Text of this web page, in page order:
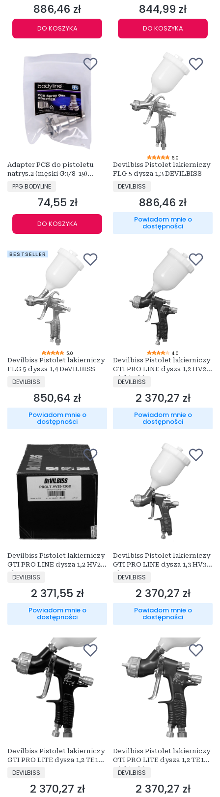
Cena
886,46 zł
DO KOSZYKA
Cena
844,99 zł
DO KOSZYKA
Adapter PCS do pistoletu
natrys.2 (męski G3/8-19)
(Devilbiss)
PRODUCENT
PPG BODYLINE
Cena
74,55 zł
DO KOSZYKA
5.0
Devilbiss Pistolet lakierniczy
FLG 5 dysza 1,3 DEVILBISS
PRODUCENT
DEVILBISS
Cena
886,46 zł
Powiadom mnie o
dostępności
BESTSELLER
5.0
Devilbiss Pistolet lakierniczy
FLG 5 dysza 1,4 DeVILBISS
PRODUCENT
DEVILBISS
Cena
850,64 zł
Powiadom mnie o
dostępności
4.0
Devilbiss Pistolet lakierniczy
GTI PRO LINE dysza 1,2 HV25
Niebieski
PRODUCENT
DEVILBISS
Cena
2 370,27 zł
Powiadom mnie o
dostępności
Devilbiss Pistolet lakierniczy
GTI PRO LINE dysza 1,2 HV25
Złoty
PRODUCENT
DEVILBISS
Cena
2 371,55 zł
Powiadom mnie o
dostępności
Devilbiss Pistolet lakierniczy
GTI PRO LINE dysza 1,3 HV30
Złoty
PRODUCENT
DEVILBISS
Cena
2 370,27 zł
Powiadom mnie o
dostępności
Devilbiss Pistolet lakierniczy
GTI PRO LITE dysza 1,2 TE10
Czarny Mat
PRODUCENT
DEVILBISS
Cena
2 370,27 zł
Devilbiss Pistolet lakierniczy
GTI PRO LITE dysza 1,2 TE10
Niebieski
PRODUCENT
DEVILBISS
Cena
2 370,27 zł